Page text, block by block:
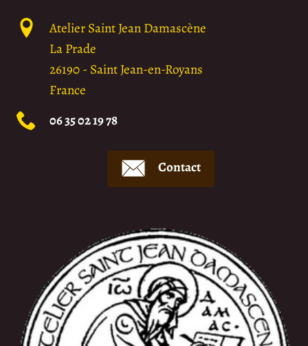
Atelier Saint Jean Damascène
La Prade
26190- Saint Jean-en-Royans
France
06 35 02 19 78
Contact